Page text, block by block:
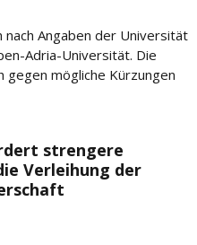
Angaben der Universität
Adria-Universität. Die
mögliche Kürzungen
strengere
Verleihung der